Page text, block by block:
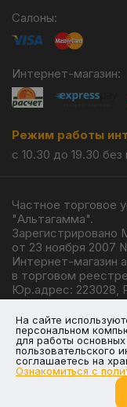
Салоны:
Интернет-магазин:
Режим работы
с 10.30 до 19.30
Частное торговое
"Альтагамма".
от 23 ноября 2007
Интернет-магазин
в торговом
Юр.адрес: 223028,
район, г.п.
© 2026
На сайте
персональном
для работы
пользовательского
соглашаетесь на
Ознакомиться с